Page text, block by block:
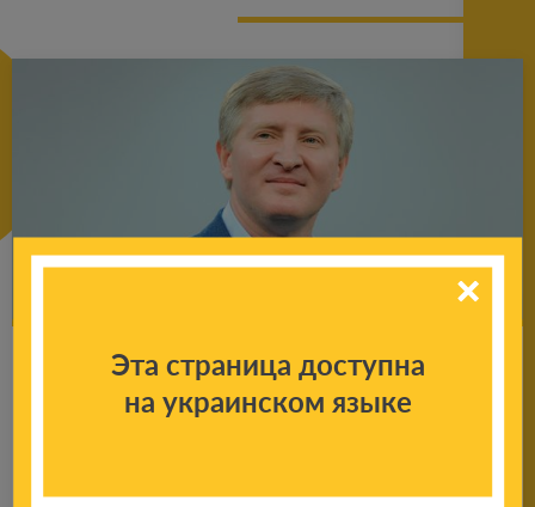
Пре­зи­дент ФК «Шах­тер» Ринат Ах­ме­тов
под­во­дит итоги ми­нув­ше­го года и по­
Эта страница доступна
на украинском языке